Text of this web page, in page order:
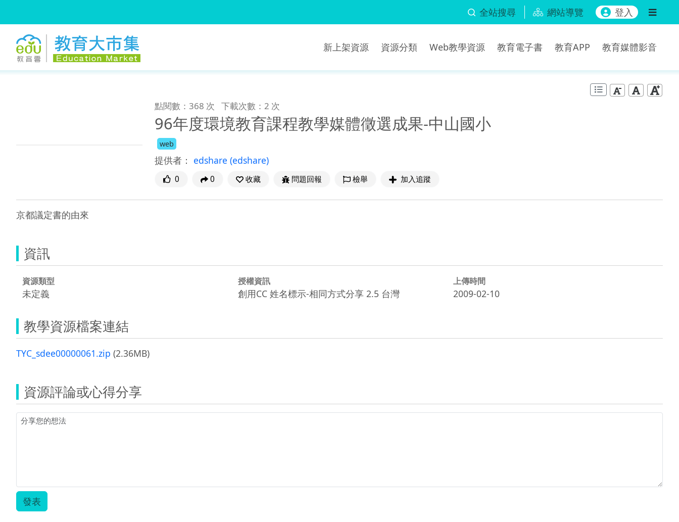
全站搜尋 網站導覽 登入
新上架資源 資源分類 Web教學資源 教育電子書 教育APP 教育媒體影音
點閱數：368 次 下載次數：2 次
96年度環境教育課程教學媒體徵選成果-中山國小
web
提供者： edshare (edshare)
0 0 收藏 問題回報 檢舉 加入追蹤
京都議定書的由來
資訊
資源類型
未定義
授權資訊
創用CC 姓名標示-相同方式分享 2.5 台灣
上傳時間
2009-02-10
教學資源檔案連結
TYC_sdee00000061.zip (2.36MB)
資源評論或心得分享
發表